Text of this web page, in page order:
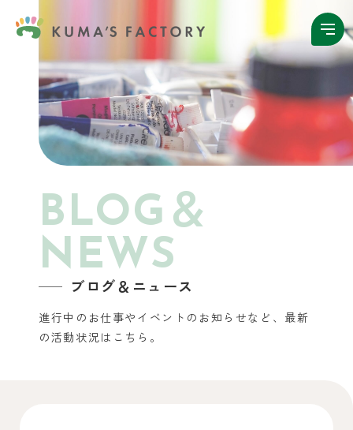
BLOG＆
NEWS
ブログ＆ニュース
進行中のお仕事やイベントのお知らせなど、 最新
の活動状況はこちら。